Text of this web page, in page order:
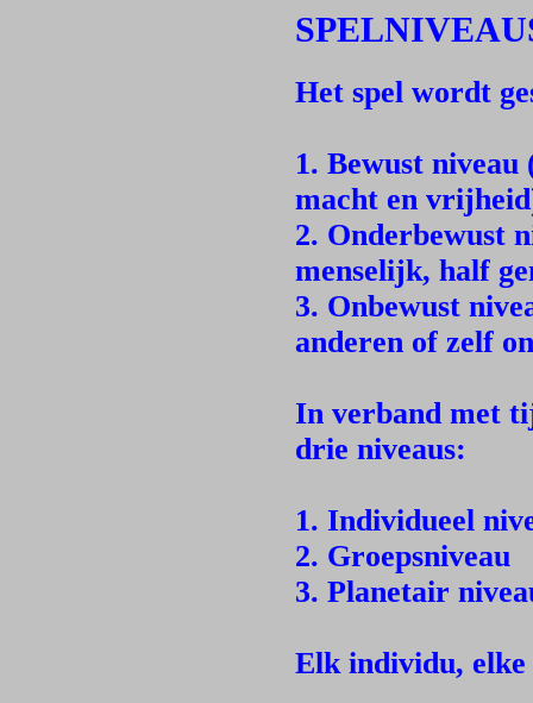
Het spel wordt
1. Bewust
macht en
2. Onderbewust
menselijk, half
3. Onbewust
anderen of zelf
In verband met
drie niveaus:
1. Individueel
2. Groepsniveau
3. Planetair
Elk individu, elke